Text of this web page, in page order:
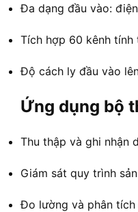
Đa dạng đầu vào:
Tích hợp 60 kênh
Độ cách ly đầu vào
Ứng dụng bộ
Thu thập và ghi nhận
Giám sát quy trình
Đo lường và phân